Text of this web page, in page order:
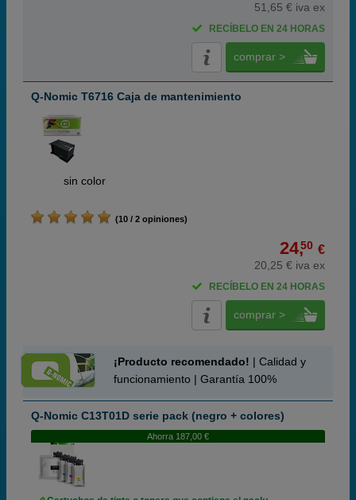
51,65 € iva ex
RECÍBELO EN 24 HORAS
comprar >
Q-Nomic T6716 Caja de mantenimiento
sin color
(10 / 2 opiniones)
24,50 €
20,25 € iva ex
RECÍBELO EN 24 HORAS
comprar >
¡Producto recomendado! | Calidad y
funcionamiento | Garantía 100%
Q-Nomic C13T01D serie pack (negro + colores)
Ahorra 187,00 €